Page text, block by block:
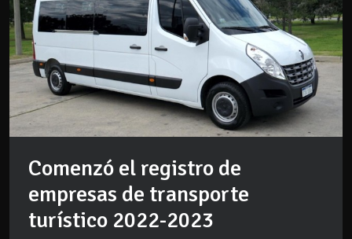
Comenzó el registro de
empresas de transporte
turístico 2022-2023